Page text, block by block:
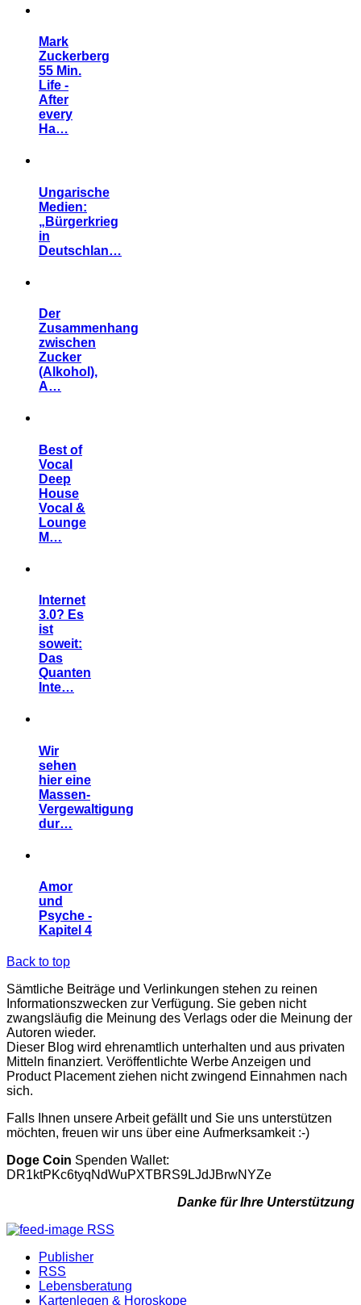
Mark
Zuckerberg
55 Min.
Life -
After
every
Ha…
Ungarische
Medien:
„Bürgerkrieg
in
Deutschlan…
Der
Zusammenhang
zwischen
Zucker
(Alkohol),
A…
Best of
Vocal
Deep
House
Vocal &
Lounge
M…
Internet
3.0? Es
ist
soweit:
Das
Quanten
Inte…
Wir
sehen
hier eine
Massen-
Vergewaltigung
dur…
Amor
und
Psyche -
Kapitel 4
Back to top
Sämtliche Beiträge und Verlinkungen stehen zu reinen
Informationszwecken zur Verfügung. Sie geben nicht
zwangsläufig die Meinung des Verlags oder die Meinung der
Autoren wieder.
Dieser Blog wird ehrenamtlich unterhalten und aus privaten
Mitteln finanziert. Veröffentlichte Werbe Anzeigen und
Product Placement ziehen nicht zwingend Einnahmen nach
sich.
Falls Ihnen unsere Arbeit gefällt und Sie uns unterstützen
möchten, freuen wir uns über eine Aufmerksamkeit :-)
Doge Coin Spenden Wallet:
DR1ktPKc6tyqNdWuPXTBRS9LJdJBrwNYZe
Danke für Ihre Unterstützung
RSS
Publisher
RSS
Lebensberatung
Kartenlegen & Horoskope